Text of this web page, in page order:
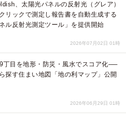
、太陽光パネルの反射光（グレア）
リックで測定し報告書を自動生成する
ル反射光測定ツール」を提供開始
2026年07月02日 01時
丁目を地形・防災・風水でスコア化──
探す住まい地図「地の利マップ」公開
2026年06月29日 01時